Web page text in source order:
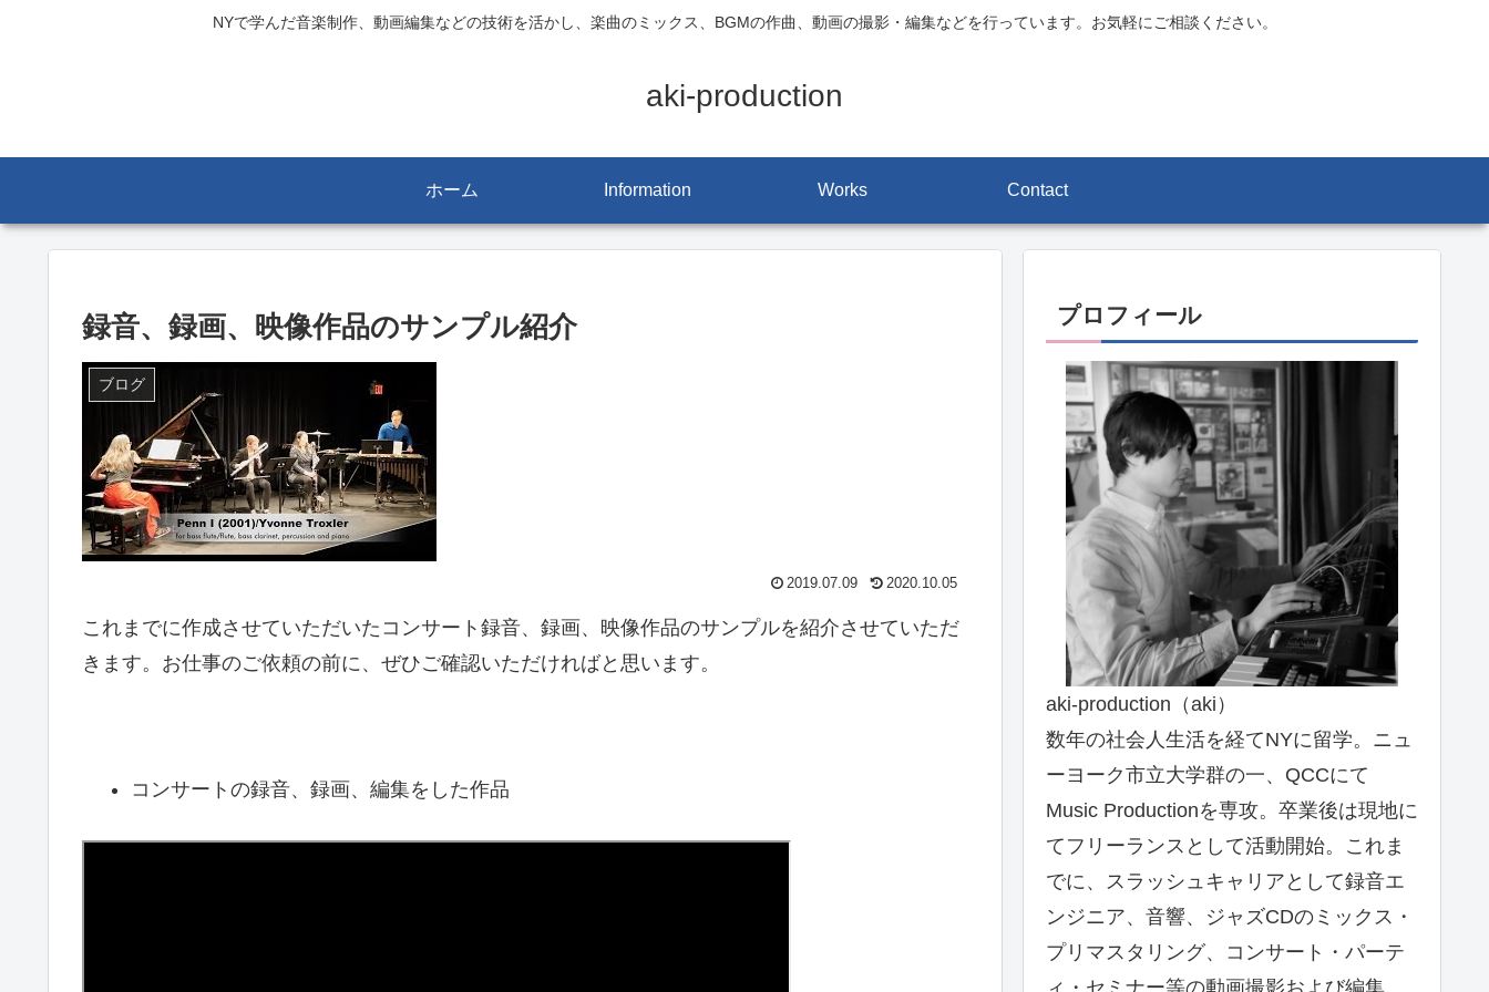
NYで学んだ音楽制作、動画編集などの技術を活かし、楽曲のミックス、BGMの作曲、動画の撮影・編集などを行っています。お気軽にご相談ください。
aki-production
ホーム Information Works Contact
録音、録画、映像作品のサンプル紹介
ブログ
2019.07.09 2020.10.05
これまでに作成させていただいたコンサート録音、録画、映像作品のサンプルを紹介させていただ
きます。お仕事のご依頼の前に、ぜひご確認いただければと思います。
コンサートの録音、録画、編集をした作品
プロフィール
aki-production（aki）
数年の社会人生活を経てNYに留学。ニュ
ーヨーク市立大学群の一、QCCにて
Music Productionを専攻。卒業後は現地に
てフリーランスとして活動開始。これま
でに、スラッシュキャリアとして録音エ
ンジニア、音響、ジャズCDのミックス・
プリマスタリング、コンサート・パーテ
ィ・セミナー等の動画撮影および編集、